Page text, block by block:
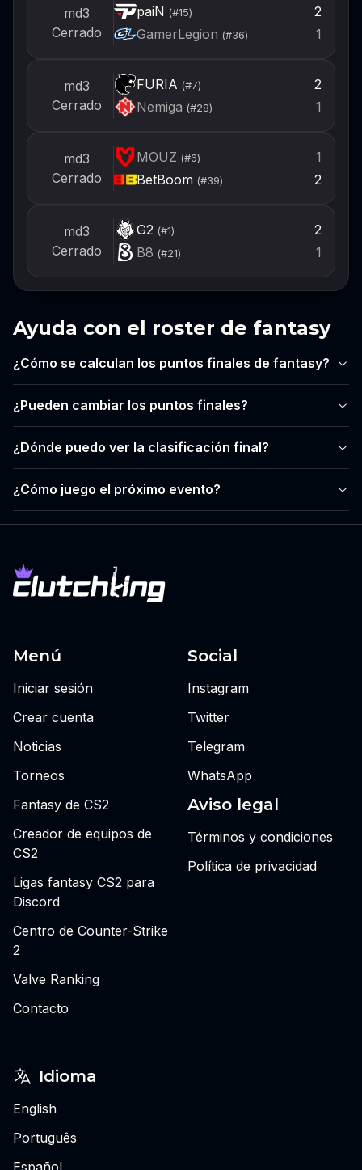
md3
Cerrado
paiN (#15)
2
GamerLegion (#36) 1
md3
Cerrado
FURIA (#7)
2
Nemiga (#28) 1
md3
Cerrado
MOUZ (#6)
1
BetBoom(#39) 2
md3
Cerrado
G2 (#1)
2
B8 (#21) 1
Ayuda con el roster de fantasy
¿Cómo se calculan los puntos finales de fantasy?
¿Pueden cambiar los puntos finales?
¿Dónde puedo ver la clasificación final?
¿Cómo juego el próximo evento?
Menú
Iniciar sesión
Crear cuenta
Noticias
Torneos
Fantasy de CS2
Creador de equipos de
CS2
Ligas fantasy CS2 para
Discord
Centro de Counter-Strike
2
Valve Ranking
Contacto
Social
Instagram
Twitter
Telegram
WhatsApp
Aviso legal
Términos y condiciones
Política de privacidad
Idioma
English
Português
Español